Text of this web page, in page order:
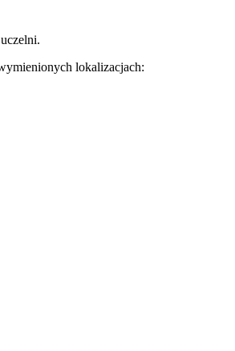
lokalizacjach: